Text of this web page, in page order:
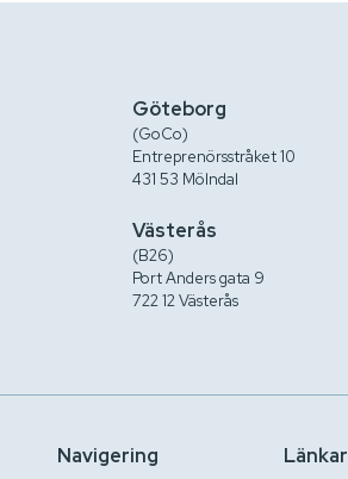
Göteborg
(GoCo)
Entreprenörsstråket 10
431 53 Mölndal
Västerås
(B26)
Port Anders gata 9
722 12 Västerås
Navigering Länkar